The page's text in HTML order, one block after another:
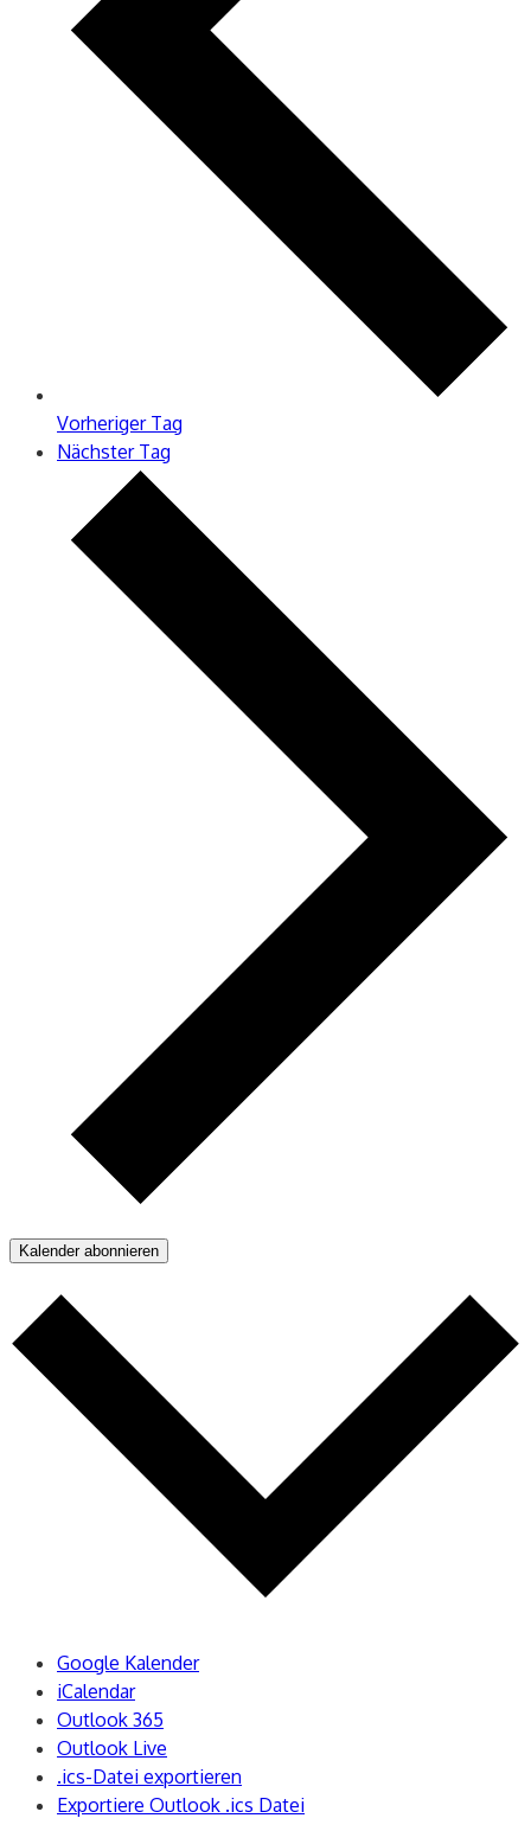
Vorheriger Tag
Nächster Tag
Kalender abonnieren
Google Kalender
iCalendar
Outlook 365
Outlook Live
.ics-Datei exportieren
Exportiere Outlook .ics Datei